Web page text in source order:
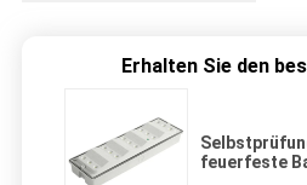
Erhalten Sie den
feuerfeste